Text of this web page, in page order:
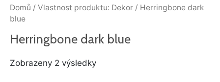
Domů / Vlastnost produktu: Dekor / Herringbone dark
blue
Herringbone dark blue
Zobrazeny 2 výsledky
nejnovějších